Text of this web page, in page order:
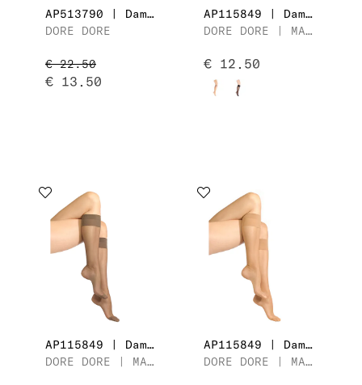
AP513790 | Dames Kuitsok
DORE DORE
€ 22.50
€ 13.50
AP115849 | Dames Kniekous
DORE DORE | MATITÉ 20
€ 12.50
AP115849 | Dames Kniekous
DORE DORE | MATITÉ 20
AP115849 | Dames Kniekous
DORE DORE | MATITÉ 20